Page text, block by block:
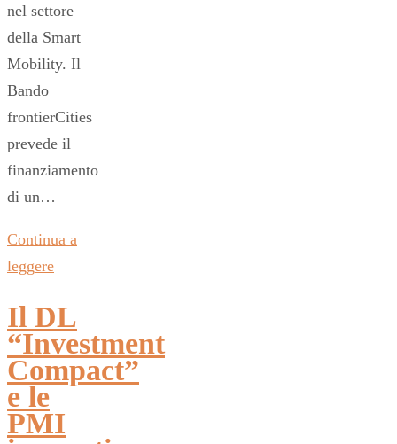
nel settore
della Smart
Mobility. Il
Bando
frontierCities
prevede il
finanziamento
di un…
Continua a
leggere
Il DL
“Investment
Compact”
e le
PMI